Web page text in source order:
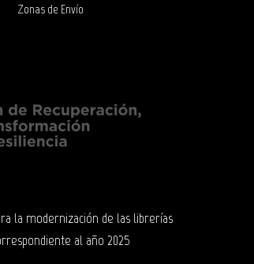
Zonas de Envío
la modernización de las librerías
al año 2025